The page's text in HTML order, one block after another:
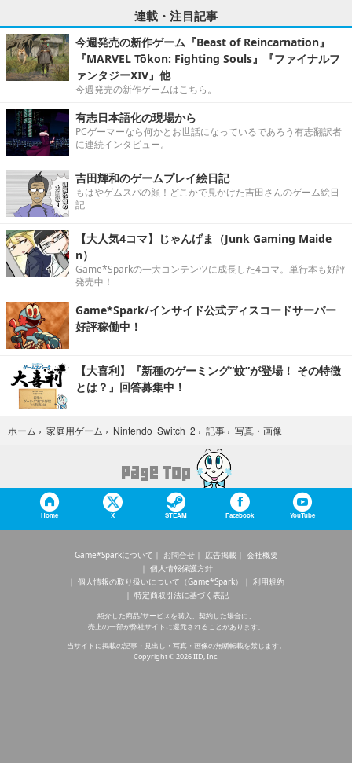
連載・注目記事
今週発売の新作ゲーム『Beast of Reincarnation』
『MARVEL Tōkon: Fighting Souls』『ファイナルフ
ァンタジーXIV』他
今週発売の新作ゲームはこちら。
有志日本語化の現場から
PCゲーマーなら何かとお世話になっているであろう有志翻訳者
に連続インタビュー。
吉田輝和のゲームプレイ絵日記
もはやゲムスパの顔！どこかで見かけた吉田さんのゲーム絵日
記
【大人気4コマ】じゃんげま（Junk Gaming Maide
n）
Game*Sparkの一大コンテンツに成長した4コマ。単行本も好評
発売中！
Game*Spark/インサイド公式ディスコードサーバー
好評稼働中！
【大喜利】『新種のゲーミング“蚊”が登場！ その特徴
とは？』回答募集中！
ホーム › 家庭用ゲーム › Nintendo Switch 2 › 記事 › 写真・画像
Home X STEAM Facebook YouTube
Game*Sparkについて お問合せ 広告掲載
会社概要
個人情報保護方針
個人情報の取り扱いについて（Game*Spark）
利用規約
特定商取引法に基づく表記
紹介した商品/サービスを購入、契約した場合に、
売上の一部が弊社サイトに還元されることがあります。
当サイトに掲載の記事・見出し・写真・画像の無断転載を禁じます。
Copyright © 2026 IID, Inc.